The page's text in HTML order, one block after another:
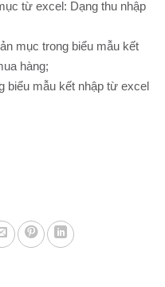
từ excel: Dạng thu nhập
mục trong biểu mẫu kết
hàng;
biểu mẫu kết nhập từ excel